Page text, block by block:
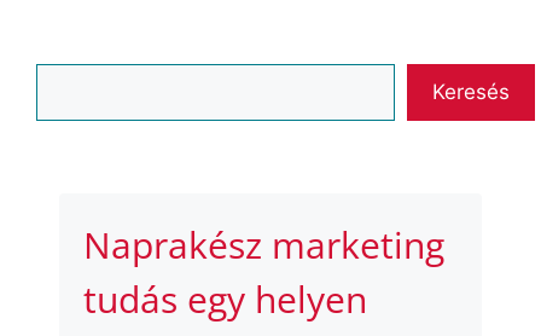
Keresés
Naprakész marketing
tudás egy helyen